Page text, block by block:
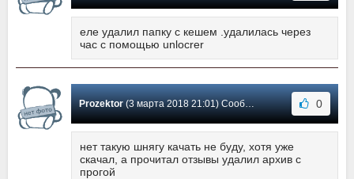
еле удалил папку с кешем .удалилась через
час с помощью unlocrer
Prozektor(3 марта 2018 21:01) Сообщение #44 0
нет такую шнягу качать не буду, хотя уже
скачал, а прочитал отзывы удалил архив с
прогой